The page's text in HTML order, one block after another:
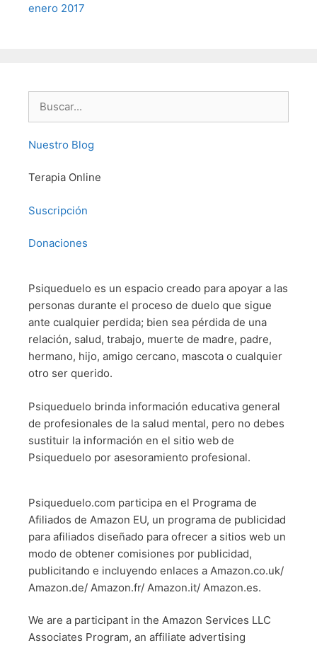
enero 2017
Nuestro Blog
Terapia Online
Suscripción
Donaciones
Psiqueduelo es un espacio creado para apoyar a las
personas durante el proceso de duelo que sigue
ante cualquier perdida; bien sea pérdida de una
relación, salud, trabajo, muerte de madre, padre,
hermano, hijo, amigo cercano, mascota o cualquier
otro ser querido.
Psiqueduelo brinda información educativa general
de profesionales de la salud mental, pero no debes
sustituir la información en el sitio web de
Psiqueduelo por asesoramiento profesional.
Psiqueduelo.com participa en el Programa de
Afiliados de Amazon EU, un programa de publicidad
para afiliados diseñado para ofrecer a sitios web un
modo de obtener comisiones por publicidad,
publicitando e incluyendo enlaces a Amazon.co.uk/
Amazon.de/ Amazon.fr/ Amazon.it/ Amazon.es.
We are a participant in the Amazon Services LLC
Associates Program, an affiliate advertising